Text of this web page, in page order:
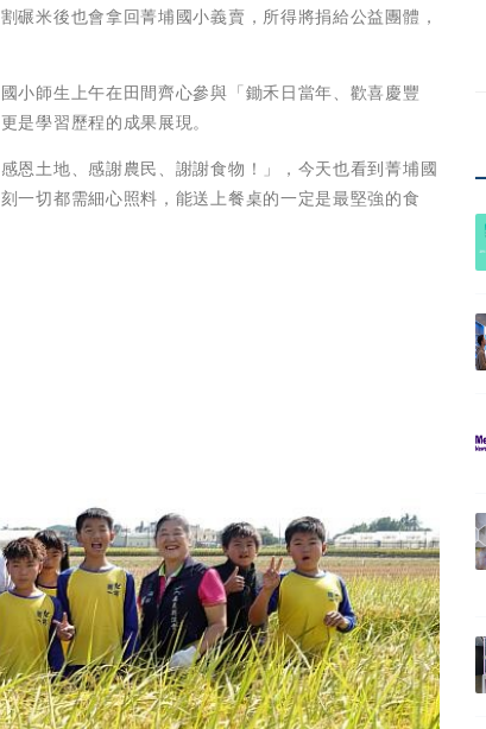
碾米後也會拿回菁埔國小義賣，所得將捐給公益團體，
小師生上午在田間齊心參與「鋤禾日當年、歡喜慶豐
是學習歷程的成果展現。
恩土地、感謝農民、謝謝食物！」，今天也看到菁埔國
一切都需細心照料，能送上餐桌的一定是最堅強的食